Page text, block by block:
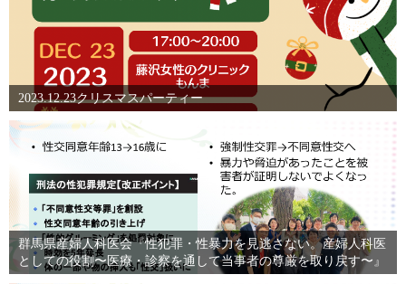
2023.12.23クリスマスパーティー
群馬県産婦人科医会『性犯罪・性暴力を見逃さない。産婦人科医
としての役割〜医療・診察を通して当事者の尊厳を取り戻す〜』